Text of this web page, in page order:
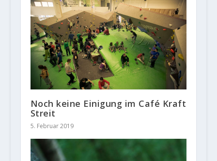
Noch keine Einigung im Café Kraft
Streit
5. Februar 2019